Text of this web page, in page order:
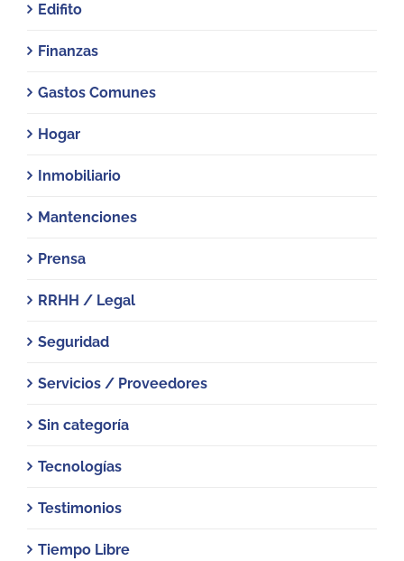
Edifito
Finanzas
Gastos Comunes
Hogar
Inmobiliario
Mantenciones
Prensa
RRHH / Legal
Seguridad
Servicios / Proveedores
Sin categoría
Tecnologías
Testimonios
Tiempo Libre